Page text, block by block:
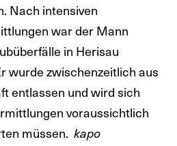
Nach intensiven
war der Mann
in Herisau
wurde zwischenzeitlich aus
entlassen und wird sich
voraussichtlich
müssen. kapo